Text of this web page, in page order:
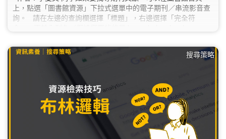
上，點選「圖書館資源」下拉式選單中的電子期刊／串流影音查
詢。 請在左邊的查詢欄選擇「標題」，右邊選擇「完全符
收錄在 ScienceDirect 等資料庫，以 ScienceDirect 為例， 全文
年代為1995-01-01至今。 點選連結後，會新開啟一個視窗。 在
搜尋策略